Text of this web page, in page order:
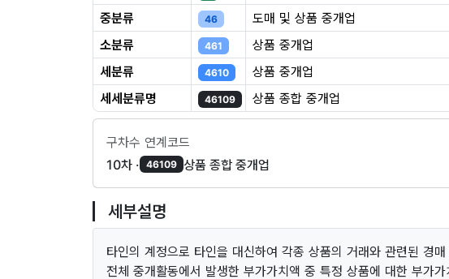
중분류
46
도매 및 상품 중개업
소분류
461
상품 중개업
세분류
4610
상품 중개업
세세분류명
46109 상품 종합 중개업
구차수 연계코드
10차 · 46109 상품 종합 중개업
세부설명
타인의 계정으로 타인을 대신하여 각종 상품의 거래와 관련된 경
전체 중개활동에서 발생한 부가가치액 중 특정 상품에 대한 부가